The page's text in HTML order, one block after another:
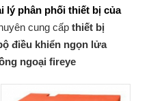
lý phân phối thiết bị của
cung cấp thiết bị
điều khiển ngọn lửa
ngoại fireye